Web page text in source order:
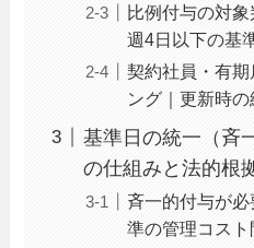
比例付与の対
週4日以下の基
契約社員・有期
ング｜更新時
基準日の統一（斉
の仕組みと法的根
斉一的付与が
準の管理コスト